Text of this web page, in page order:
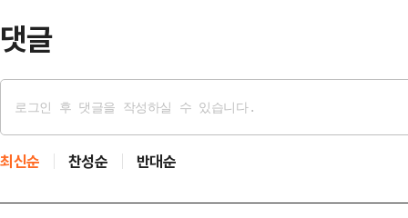
댓글
최신순 찬성순 반대순